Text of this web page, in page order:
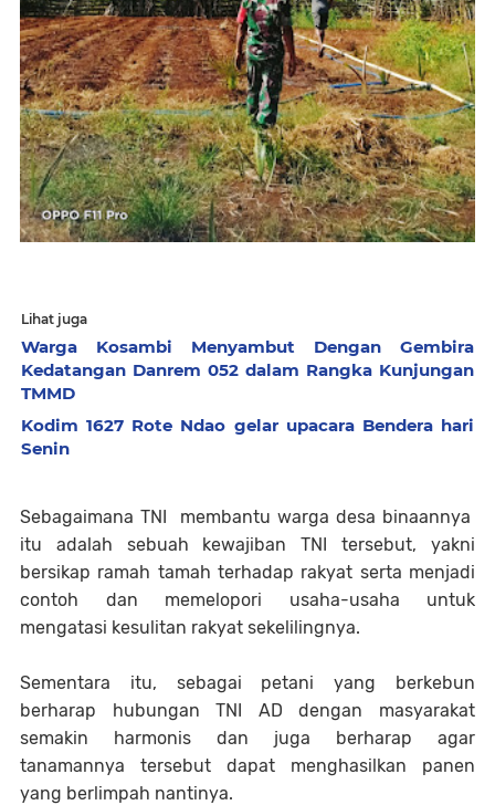
Lihat juga
Warga Kosambi Menyambut Dengan Gembira
Kedatangan Danrem 052 dalam Rangka Kunjungan
TMMD
Kodim 1627 Rote Ndao gelar upacara Bendera hari
Senin
Sebagaimana TNI membantu warga desa binaannya
itu adalah sebuah kewajiban TNI tersebut, yakni
bersikap ramah tamah terhadap rakyat serta menjadi
contoh dan memelopori usaha-usaha untuk
mengatasi kesulitan rakyat sekelilingnya.
Sementara itu, sebagai petani yang berkebun
berharap hubungan TNI AD dengan masyarakat
semakin harmonis dan juga berharap agar
tanamannya tersebut dapat menghasilkan panen
yang berlimpah nantinya.